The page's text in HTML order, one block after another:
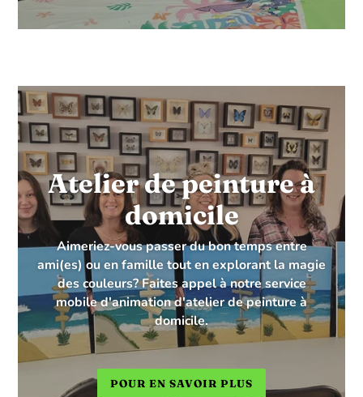
Atelier de peinture à
domicile
Aimeriez-vous passer du bon temps entre
ami(es) ou en famille tout en explorant la magie
des couleurs? Faites appel à notre service
mobile d'animation d'atelier de peinture à
domicile.
POUR EN SAVOIR PLUS